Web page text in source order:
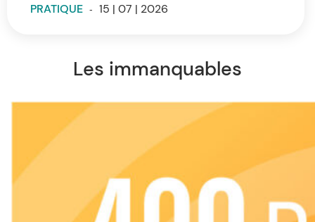
PRATIQUE - 15 | 07 | 2026
Les immanquables